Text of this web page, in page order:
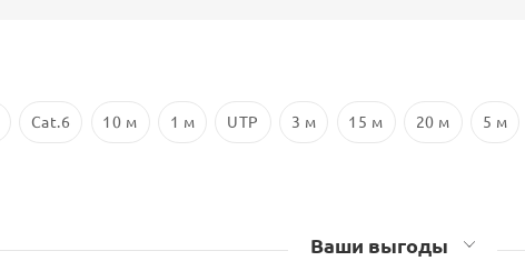
Cat.6 10 м 1 м UTP 3 м 15 м 20 м 5 м
Ваши выгоды